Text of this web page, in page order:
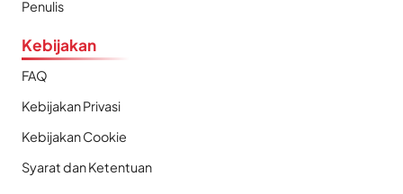
Penulis
Kebijakan
FAQ
Kebijakan Privasi
Kebijakan Cookie
Syarat dan Ketentuan